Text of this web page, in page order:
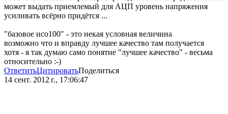
может выдать приемлемый для АЦП уровень напряжения
усиливать всёрно придётся ...
"базовое исо100" - это некая условная величина
возможно что и вправду лучшее качество там получается
хотя - я так думаю само понятие "лучшее качество" - весьма
относительно :-)
ОтветитьЦитироватьПоделиться
14 сент. 2012 г., 17:06:47